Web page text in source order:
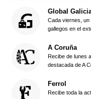
Global
Cada viernes, un
gallegos en el
A Coruña
Recibe de lunes
destacada de A
Ferrol
Recibe toda la